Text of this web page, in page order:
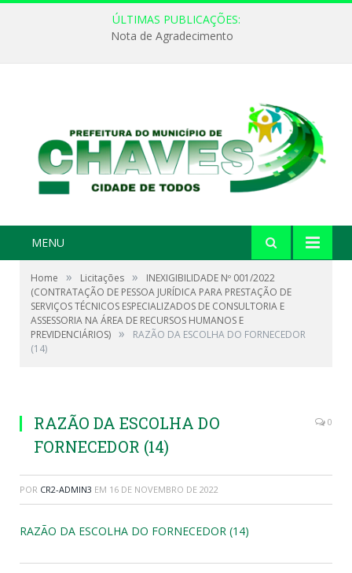
ÚLTIMAS PUBLICAÇÕES:
Nota de Agradecimento
MENU
Home » Licitações »
INEXIGIBILIDADE Nº 001/2022
(CONTRATAÇÃO DE PESSOA JURÍDICA PARA PRESTAÇÃO DE
SERVIÇOS TÉCNICOS ESPECIALIZADOS DE CONSULTORIA E
ASSESSORIA NA ÁREA DE RECURSOS HUMANOS E
PREVIDENCIÁRIOS) »
RAZÃO DA ESCOLHA DO FORNECEDOR
(14)
RAZÃO DA ESCOLHA DO
FORNECEDOR (14)
0
POR CR2-ADMIN3 EM 16 DE NOVEMBRO DE 2022
RAZÃO DA ESCOLHA DO FORNECEDOR (14)